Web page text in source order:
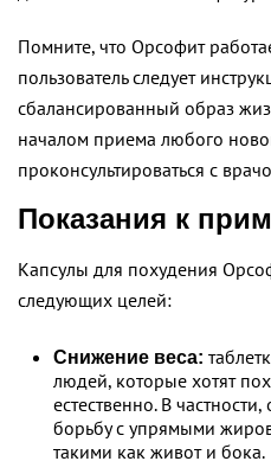
Помните, что Орсофит
пользователь следует
сбалансированный образ
началом приема любого
проконсультироваться с
Показания к
Капсулы для похудения
следующих целей:
Снижение веса:
людей, которые хотят
естественно. В
борьбу с упрямыми
такими как живот и бока.